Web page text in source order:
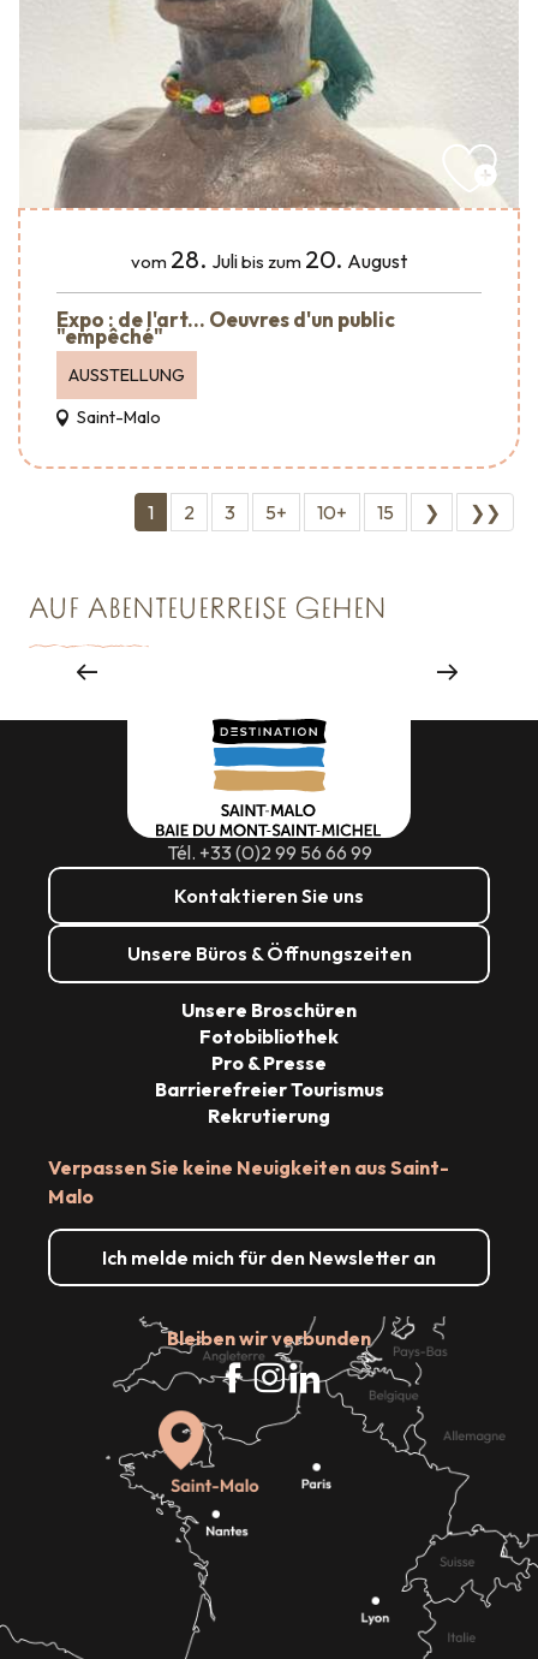
vom 28. Julibis zum 20. August
Expo : de l'art... Oeuvres d'un public
"empêché"
AUSSTELLUNG
Saint-Malo
1 2 3 5+ 10+ 15 ❯ ❯❯
AUF ABENTEUERREISE GEHEN
Shopping
Tél. +33 (0)2 99 56 66 99
Kontaktieren Sie uns
Unsere Büros & Öffnungszeiten
Verpassen Sie keine Neuigkeiten aus Saint-
Malo
Ich melde mich für den Newsletter an
Bleiben wir verbunden
Unsere Broschüren
Fotobibliothek
Pro & Presse
Barrierefreier Tourismus
Rekrutierung